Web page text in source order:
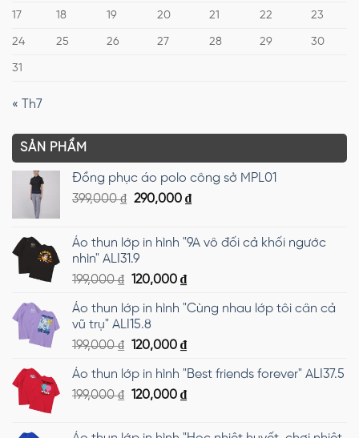
17 18 19 20 21 22 23
24 25 26 27 28 29 30
31
« Th7
SẢN PHẨM
Đồng phục áo polo công sở MPL01
399,000₫ Giá
399,000 ₫.
290,000 ₫Giá
là:
Áo thun lớp in hình "9A vô đối cả khối ngước
nhìn" ALI31.9
199,000₫ Giá
là:
199,000 ₫.
120,000 ₫Giá
tại
120,000 ₫.
Áo thun lớp in hình "Cùng nhau lớp tôi cân cả
vũ trụ" ALI15.8
199,000₫ Giá
là:
199,000 ₫.
120,000 ₫Giá
tại
là:
Áo thun lớp in hình "Best friends forever" ALI37.5
199,000₫ Giá
120,000 ₫Giá